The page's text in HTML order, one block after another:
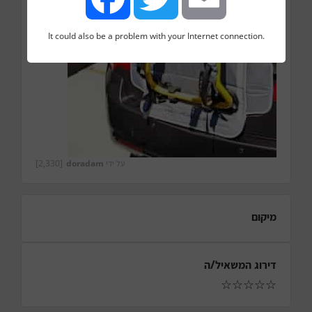
על ידי doradam
[2,330]
מיקום
דירוג המשאיל/ה
☆
☆
☆
☆
☆
FacebookTwitter Email
It could also be a problem with your Internet connection.